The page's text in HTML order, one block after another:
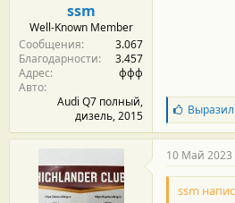
ssm
Well-Known Member
Сообщения
3.067
Благодарности
3.457
Адрес
ффф
Авто
Audi Q7 полный,
дизель, 2015
Б
л
а
г
о
д
а
10 Май 2023
ssm